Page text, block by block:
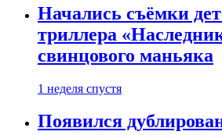
Начались съёмки
триллера
свинцового маньяка
1 неделя спустя
Появился